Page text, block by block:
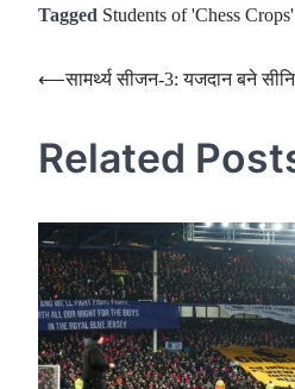
Tagged Students of 'Chess
Post
⟵सामर्थ्य सीजन-3: यजदान बने
Related